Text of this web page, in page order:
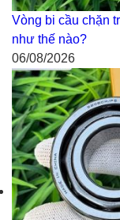
Vòng bi cầu chặn
như thế nào?
06/08/2026